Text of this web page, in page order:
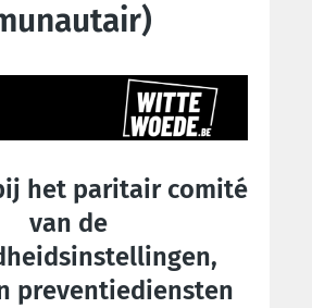
het paritair comité
van de
preventiediensten